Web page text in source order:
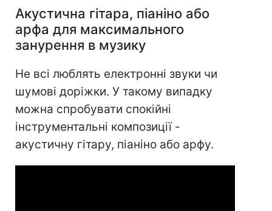
Акустична гітара, піаніно або
арфа для максимального
занурення в музику
Не всі люблять електронні звуки чи
шумові доріжки. У такому випадку
можна спробувати спокійні
інструментальні композиції -
акустичну гітару, піаніно або арфу.